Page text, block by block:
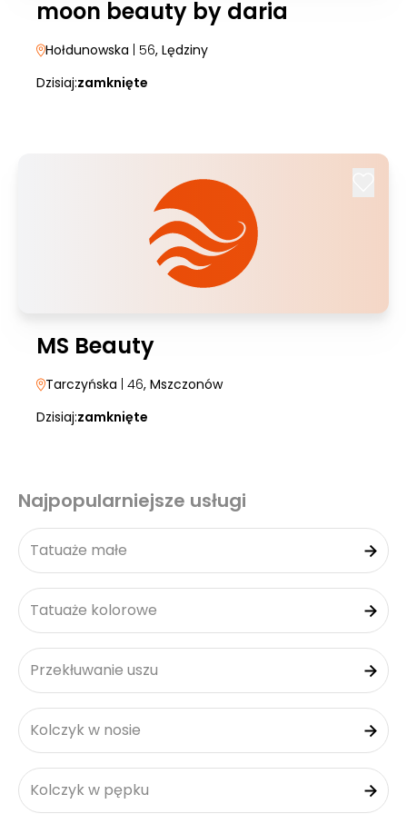
moon beauty by daria
Hołdunowska | 56, Lędziny
Dzisiaj:zamknięte
MS Beauty
Tarczyńska | 46, Mszczonów
Dzisiaj:zamknięte
Najpopularniejsze usługi
Tatuaże małe
Tatuaże kolorowe
Przekłuwanie uszu
Kolczyk w nosie
Kolczyk w pępku